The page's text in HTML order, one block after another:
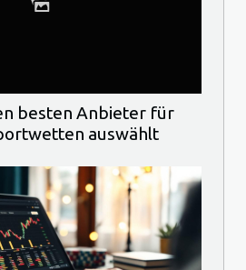
besten Anbieter für
auswählt